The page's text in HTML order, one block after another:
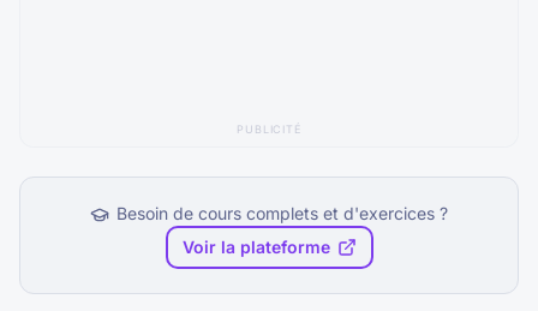
PUBLICITÉ
Besoin de cours complets et d'exercices ?
Voir la plateforme